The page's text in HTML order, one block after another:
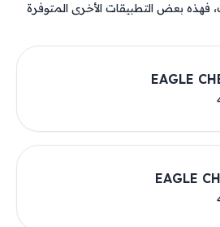
فهذه بعض التطبيقات الأخرى المتوفرة
EAGLE
EAGLE